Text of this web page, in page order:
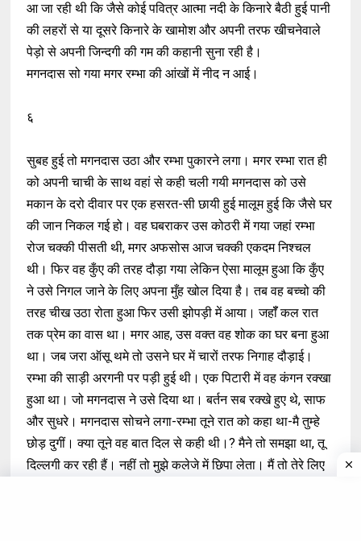
आ जा रही थी कि जैसे कोई पवित्र आत्मा नदी के किनारे बैठी हुई पानी
की लहरों से या दूसरे किनारे के खामोश और अपनी तरफ खीचनेवाले
पेड़ो से अपनी जिन्दगी की गम की कहानी सुना रही है।
मगनदास सो गया मगर रम्भा की आंखों में नीद न आई।
६
सुबह हुई तो मगनदास उठा और रम्भा पुकारने लगा। मगर रम्भा रात ही
को अपनी चाची के साथ वहां से कही चली गयी मगनदास को उसे
मकान के दरो दीवार पर एक हसरत-सी छायी हुई मालूम हुई कि जैसे घर
की जान निकल गई हो। वह घबराकर उस कोठरी में गया जहां रम्भा
रोज चक्की पीसती थी, मगर अफसोस आज चक्की एकदम निश्चल
थी। फिर वह कुँए की तरह दौड़ा गया लेकिन ऐसा मालूम हुआ कि कुँए
ने उसे निगल जाने के लिए अपना मुँह खोल दिया है। तब वह बच्चो की
तरह चीख उठा रोता हुआ फिर उसी झोपड़ी में आया। जहॉँ कल रात
तक प्रेम का वास था। मगर आह, उस वक्त वह शोक का घर बना हुआ
था। जब जरा ऑसू थमे तो उसने घर में चारों तरफ निगाह दौड़ाई।
रम्भा की साड़ी अरगनी पर पड़ी हुई थी। एक पिटारी में वह कंगन रक्खा
हुआ था। जो मगनदास ने उसे दिया था। बर्तन सब रक्खे हुए थे, साफ
और सुधरे। मगनदास सोचने लगा-रम्भा तूने रात को कहा था-मै तुम्हे
छोड़ दुगीं। क्या तूने वह बात दिल से कही थी।? मैने तो समझा था, तू
दिल्लगी कर रही हैं। नहीं तो मुझे कलेजे में छिपा लेता। मैं तो तेरे लिए